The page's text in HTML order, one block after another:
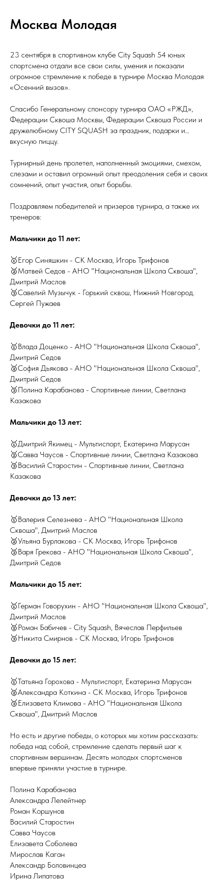
Москва Молодая
23 сентября в спортивном клубе City Squash 54 юных
спортсмена отдали все свои силы, умения и показали
огромное стремление к победе в турнире Москва Молодая
«Осенний вызов».
Спасибо Генеральному спонсору турнира ОАО «РЖД»,
Федерации Сквоша Москвы, Федерации Сквоша России и
дружелюбному CITY SQUASH за праздник, подарки и…
вкусную пиццу.
Турнирный день пролетел, наполненный эмоциями, смехом,
слезами и оставил огромный опыт преодоления себя и своих
сомнений, опыт участия, опыт борьбы.
Поздравляем победителей и призеров турнира, а также их
тренеров:
Мальчики до 11 лет:
🥇Егор Синяшкин - СК Москва, Игорь Трифонов
🥈Матвей Седов - АНО "Национальная Школа Сквоша",
Дмитрий Маслов
🥉Савелий Музычук - Горький сквош, Нижний Новгород.
Сергей Пужаев
Девочки до 11 лет:
🥇Влада Доценко - АНО "Национальная Школа Сквоша",
Дмитрий Седов
🥈София Дьякова - АНО "Национальная Школа Сквоша",
Дмитрий Седов
🥉Полина Карабанова - Спортивные линии, Светлана
Казакова
Мальчики до 13 лет:
🥇Дмитрий Якимец - Мультиспорт, Екатерина Марусан
🥈Савва Чаусов - Спортивные линии, Светлана Казакова
🥉Василий Старостин - Спортивные линии, Светлана
Казакова
Девочки до 13 лет:
🥇Валерия Селезнева - АНО "Национальная Школа
Сквоша", Дмитрий Маслов
🥈Ульяна Бурлакова - СК Москва, Игорь Трифонов
🥉Варя Грекова - АНО "Национальная Школа Сквоша",
Дмитрий Седов
Мальчики до 15 лет:
🥇Герман Говорухин - АНО "Национальная Школа Сквоша",
Дмитрий Маслов
🥈Роман Бабичев - City Squash, Вячеслав Перфильев
🥉Никита Смирнов - СК Москва, Игорь Трифонов
Девочки до 15 лет:
🥇Татьяна Горохова - Мультиспорт, Екатерина Марусан
🥈Александра Коткина - СК Москва, Игорь Трифонов
🥉Елизавета Климова - АНО "Национальная Школа
Сквоша", Дмитрий Маслов
Но есть и другие победы, о которых мы хотим рассказать:
победа над собой, стремление сделать первый шаг к
спортивным вершинам. Десять молодых спортсменов
впервые приняли участие в турнире.
Полина Карабанова
Александра Лелейтнер
Роман Коршунов
Василий Старостин
Савва Чаусов
Елизавета Соболева
Мирослав Каган
Александр Боловинцеа
Ирина Липатова